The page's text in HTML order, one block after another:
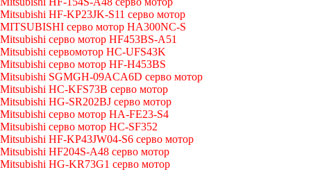
Mitsubishi HF-KP23JK-S11 серво мотор
MITSUBISHI серво мотор HA300NC-S
Mitsubishi серво мотор HF453BS-A51
Mitsubishi сервомотор HC-UFS43K
Mitsubishi серво мотор HF-H453BS
Mitsubishi SGMGH-09ACA6D серво мотор
Mitsubishi HC-KFS73B серво мотор
Mitsubishi HG-SR202BJ серво мотор
Mitsubishi серво мотор HA-FE23-S4
Mitsubishi серво мотор HC-SF352
Mitsubishi HF-KP43JW04-S6 серво мотор
Mitsubishi HF204S-A48 серво мотор
Mitsubishi HG-KR73G1 серво мотор